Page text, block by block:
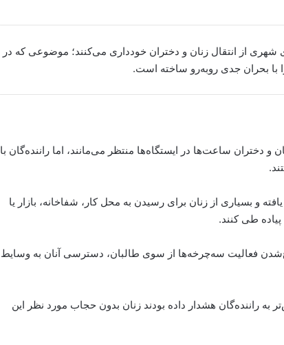
از انتقال زنان و دختران خودداری می‌کنند؛ موضوعی که در
با بحران جدی روبه‌رو ساخته است.
که زنان و دختران ساعت‌ها در ایستگاه‌ها منتظر می‌مانند، اما راننده‌گان با
و بسیاری از زنان برای رسیدن به محل کار، شفاخانه، بازار یا
طی کنند.
فعالیت سه‌چرخه‌ها از سوی طالبان، دسترسی آنان به وسایط
راننده‌گان هشدار داده بودند زنان بدون حجاب مورد نظر این